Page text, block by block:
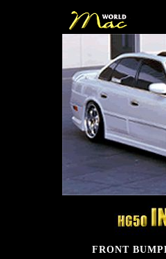
FRONT